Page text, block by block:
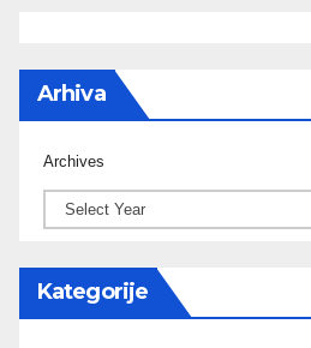
Arhiva
Archives
Kategorije